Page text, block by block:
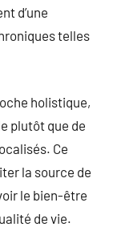
d’une
telles
holistique,
plutôt que de
Ce
la source de
le bien-être
de vie.